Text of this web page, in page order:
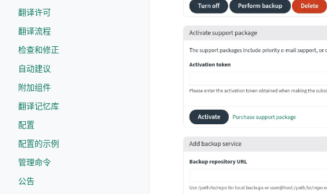
翻译许可
翻译流程
检查和修正
自动建议
附加组件
翻译记忆库
配置
配置的示例
管理命令
公告